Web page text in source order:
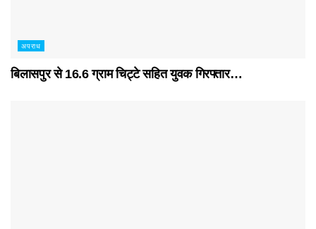
अपराध
बिलासपुर से 16.6 ग्राम चिट्टे सहित युवक गिरफ्तार…